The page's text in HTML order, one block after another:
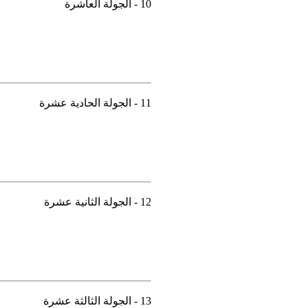
10 - الجولة العاشرة
11 - الجولة الحادية عشرة
12 - الجولة الثانية عشرة
13 - الجولة الثالثة عشرة